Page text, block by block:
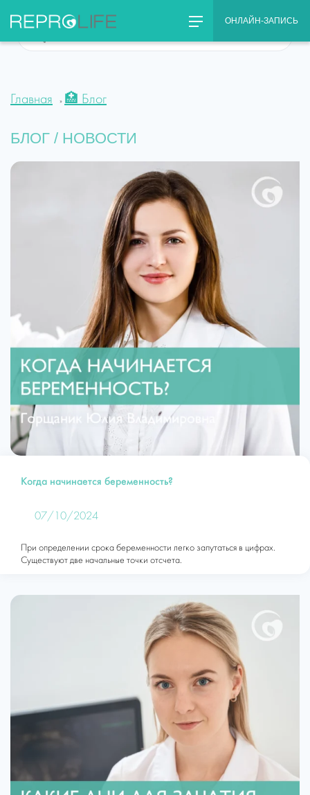
content
ОНЛАЙН-ЗАПИСЬ
Что
Вас
Главная » 🏥 Блог
БЛОГ / НОВОСТИ
Когда начинается беременность?
07/10/2024
При определении срока беременности легко запутаться в цифрах.
Существуют две начальные точки отсчета.